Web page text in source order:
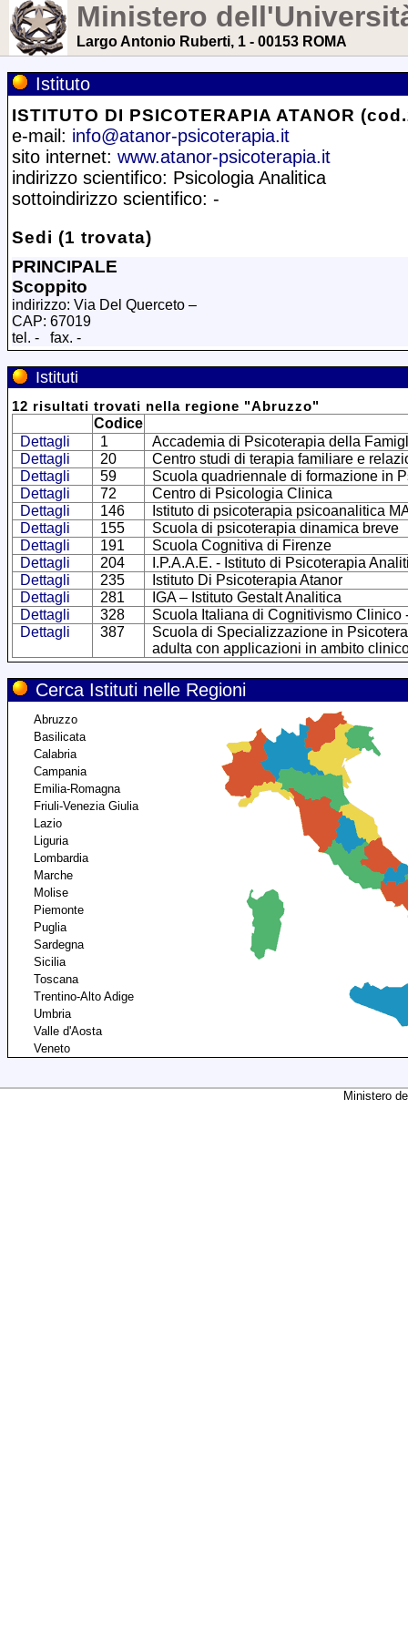
Ministero
Largo Antonio Ruberti, 1 - 00153 ROMA
Istituto
ISTITUTO DI PSICOTERAPIA ATANOR
e-mail: info@atanor-psicoterapia.it
sito internet: www.atanor-psicoterapia.it
indirizzo scientifico: Psicologia Analitica
sottoindirizzo scientifico: -
Sedi (1 trovata)
PRINCIPALE
Scoppito
indirizzo: Via Del Querceto –
CAP: 67019
tel. - fax. -
Istituti
12 risultati trovati nella regione "Abruzzo"
Codice
Dettagli
1
Accademia di Psicoterapia della
Dettagli
20
Centro studi di terapia familiare e
Dettagli
59
Scuola quadriennale di formazione in
Dettagli
72
Centro di Psicologia Clinica
Dettagli
146
Istituto di psicoterapia psicoanalitica
Dettagli
155
Scuola di psicoterapia dinamica breve
Dettagli
191
Scuola Cognitiva di Firenze
Dettagli
204
I.P.A.A.E. - Istituto di Psicoterapia
Dettagli
235
Istituto Di Psicoterapia Atanor
Dettagli
281
IGA – Istituto Gestalt Analitica
Dettagli
328
Scuola Italiana di Cognitivismo Clinico
Dettagli
387
Scuola di Specializzazione in
adulta con applicazioni in ambito
Cerca Istituti nelle Regioni
Abruzzo
Basilicata
Calabria
Campania
Emilia-Romagna
Friuli-Venezia Giulia
Lazio
Liguria
Lombardia
Marche
Molise
Piemonte
Puglia
Sardegna
Sicilia
Toscana
Trentino-Alto Adige
Umbria
Valle d'Aosta
Veneto
Ministero